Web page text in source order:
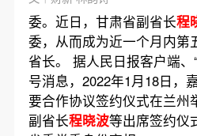
委。近日，甘肃省副省长程
委，从而成为近一个月内第
省长。 据人民日报客户端、
号消息，2022年1月18日，
要合作协议签约仪式在兰州
副省长程晓波等出席签约仪